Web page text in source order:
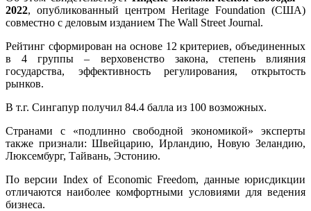
2022, опубликованный центром Heritage Foundation (США)
совместно с деловым изданием The Wall Street Journal.
Рейтинг сформирован на основе 12 критериев, объединенных
в 4 группы – верховенство закона, степень влияния
государства, эффективность регулирования, открытость
рынков.
В т.г. Сингапур получил 84.4 балла из 100 возможных.
Странами с «подлинно свободной экономикой» эксперты
также признали: Швейцарию, Ирландию, Новую Зеландию,
Люксембург, Тайвань, Эстонию.
По версии Index of Economic Freedom, данные юрисдикции
отличаются наиболее комфортными условиями для ведения
бизнеса.